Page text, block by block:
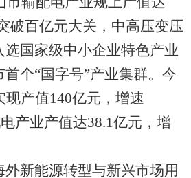
破百亿元大关，中高压变压
选国家级中小企业特色产业
个“国字号”产业集群。今
产值140亿元，增速
产业产值达38.1亿元，增
新能源转型与新兴市场用